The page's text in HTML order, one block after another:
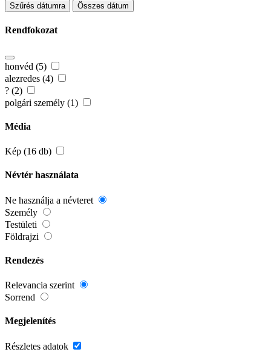
Szűrés dátumra Összes dátum
Rendfokozat
honvéd (5)
alezredes (4)
? (2)
polgári személy (1)
Média
Kép (16 db)
Névtér használata
Ne használja a névteret
Személy
Testületi
Földrajzi
Rendezés
Relevancia szerint
Sorrend
Megjelenítés
Részletes adatok